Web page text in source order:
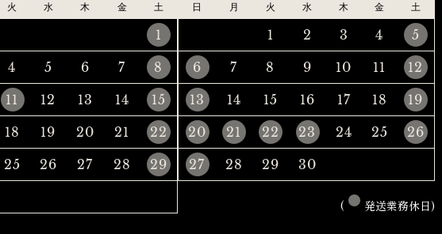
火 水 木 金 土
1
4 5 6 7 8
11 12 13 14 15
18 19 20 21 22
25 26 27 28 29
日 月 火 水 木 金 土
1 2 3 4 5
6 7 8 9 10 11 12
13 14 15 16 17 18 19
20 21 22 23 24 25 26
27 28 29 30
( 発送業務休日)